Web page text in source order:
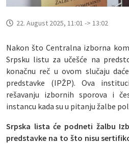
22. August 2025, 11:01 -> 13:02
Nakon što Centralna izborna
Srpsku listu za učešće na
konačnu reč u ovom slučaju
predstavke (IPŽP). Ova
rešavanju izbornih sporova i
instancu kada su u pitanju žalbe
Srpska lista će podneti žalbu
predstavke na to što nisu